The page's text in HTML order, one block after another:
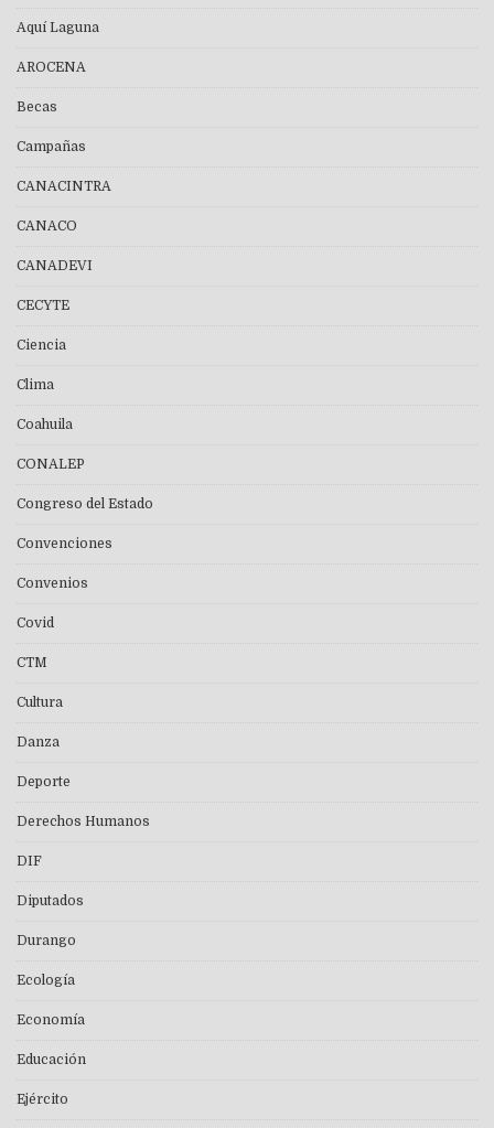
Aquí Laguna
AROCENA
Becas
Campañas
CANACINTRA
CANACO
CANADEVI
CECYTE
Ciencia
Clima
Coahuila
CONALEP
Congreso del Estado
Convenciones
Convenios
Covid
CTM
Cultura
Danza
Deporte
Derechos Humanos
DIF
Diputados
Durango
Ecología
Economía
Educación
Ejército